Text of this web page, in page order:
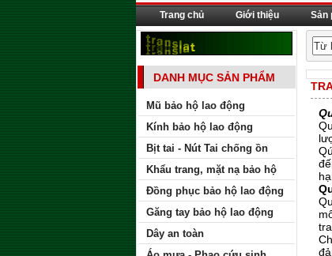
Trang chủ Giới thiệu Sản
DANH MỤC SẢN PHẨM
Mũ bảo hộ lao động
Kính bảo hộ lao động
Bịt tai - Nút Tai chống ồn
Khẩu trang, mặt nạ bảo hộ
Đồng phục bảo hộ lao động
Găng tay bảo hộ lao động
Dây an toàn